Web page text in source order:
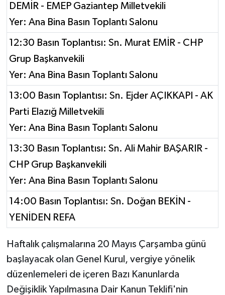
DEMİR - EMEP Gaziantep Milletvekili
Yer: Ana Bina Basın Toplantı Salonu
12:30 Basın Toplantısı: Sn. Murat EMİR - CHP
Grup Başkanvekili
Yer: Ana Bina Basın Toplantı Salonu
13:00 Basın Toplantısı: Sn. Ejder AÇIKKAPI - AK
Parti Elazığ Milletvekili
Yer: Ana Bina Basın Toplantı Salonu
13:30 Basın Toplantısı: Sn. Ali Mahir BAŞARIR -
CHP Grup Başkanvekili
Yer: Ana Bina Basın Toplantı Salonu
14:00 Basın Toplantısı: Sn. Doğan BEKİN -
YENİDEN REFA
Haftalık çalışmalarına 20 Mayıs Çarşamba günü
başlayacak olan Genel Kurul, vergiye yönelik
düzenlemeleri de içeren Bazı Kanunlarda
Değişiklik Yapılmasına Dair Kanun Teklifi'nin